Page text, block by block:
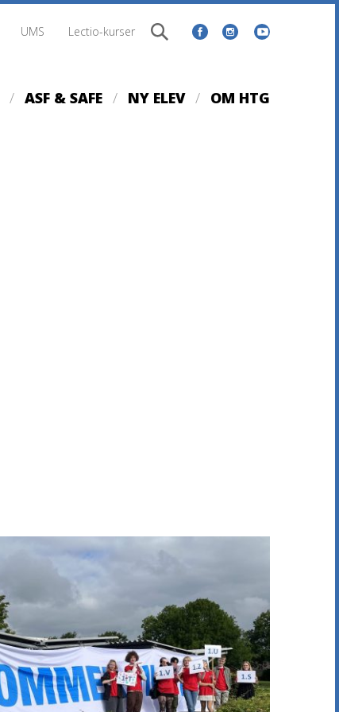
UMS Lectio-kurser
ASF & SAFE NY ELEV OM HTG